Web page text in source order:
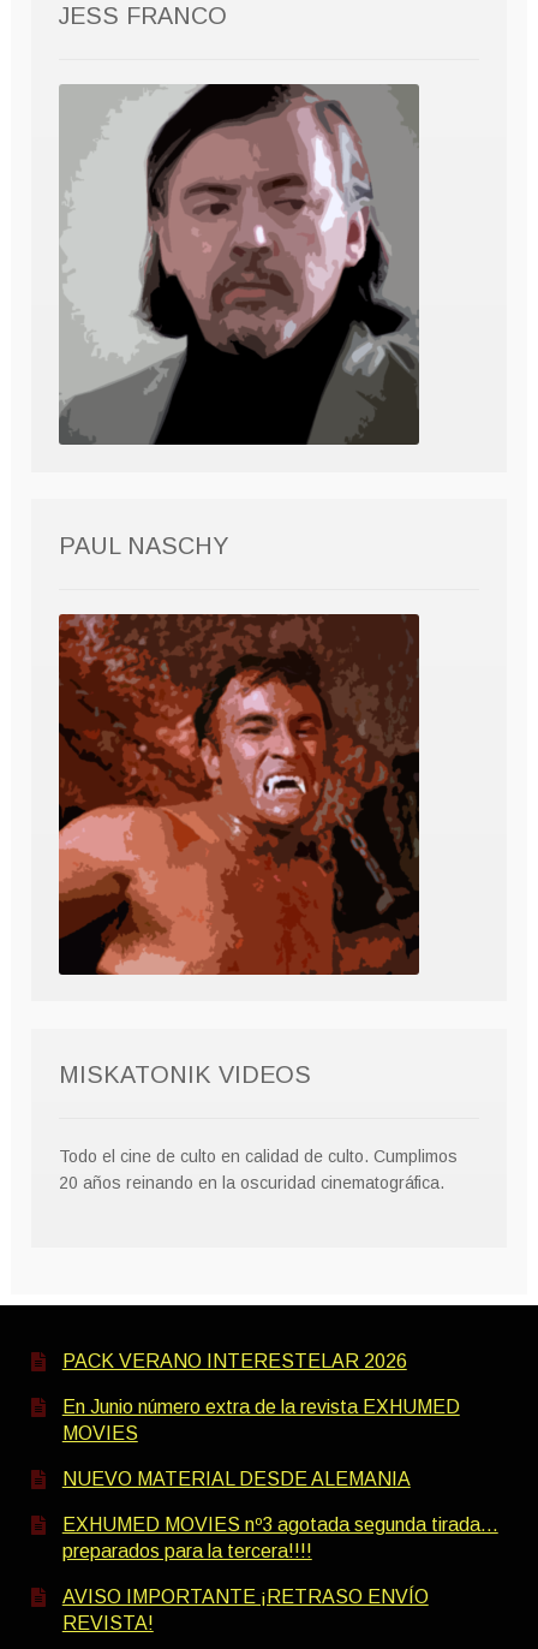
JESS FRANCO
PAUL NASCHY
MISKATONIK VIDEOS
Todo el cine de culto en calidad de culto. Cumplimos
20 años reinando en la oscuridad cinematográfica.
PACK VERANO INTERESTELAR 2026
En Junio número extra de la revista EXHUMED
MOVIES
NUEVO MATERIAL DESDE ALEMANIA
EXHUMED MOVIES nº3 agotada segunda tirada…
preparados para la tercera!!!!
AVISO IMPORTANTE ¡RETRASO ENVÍO
REVISTA!